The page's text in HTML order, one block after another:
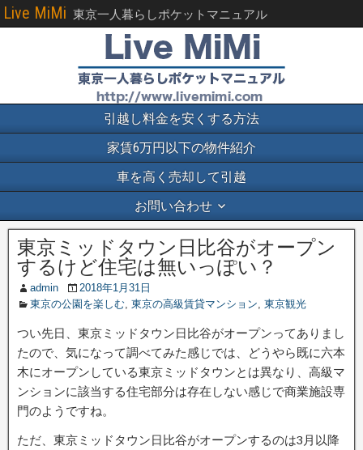
Live MiMi 東京一人暮らしポケットマニュアル
引越し料金を安くする方法
家賃6万円以下の物件紹介
車を高く売却して引越
お問い合わせ
東京ミッドタウン日比谷がオープン
するけど住宅は無いっぽい？
admin
2018年1月31日
東京の公園を楽しむ, 東京の高級賃貸マンション, 東京観光
つい先日、東京ミッドタウン日比谷がオープンってありまし
たので、気になって調べてみた感じでは、どうやら既に六本
木にオープンしている東京ミッドタウンとは異なり、高級マ
ンションに該当する住宅部分は存在しない感じで商業施設専
門のようですね。
ただ、東京ミッドタウン日比谷がオープンするのは3月以降